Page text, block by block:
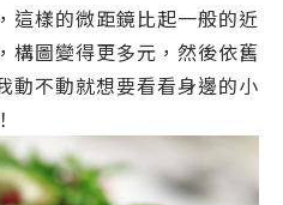
這樣的微距鏡比起一般的近
構圖變得更多元，然後依舊
動不動就想要看看身邊的小